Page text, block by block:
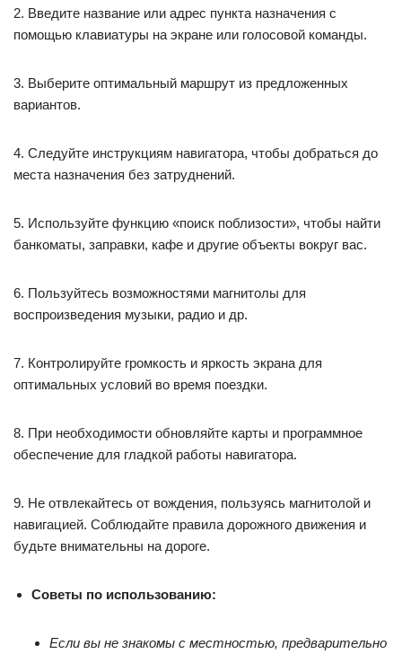
2. Введите название или адрес пункта назначения с
помощью клавиатуры на экране или голосовой команды.
3. Выберите оптимальный маршрут из предложенных
вариантов.
4. Следуйте инструкциям навигатора, чтобы добраться до
места назначения без затруднений.
5. Используйте функцию «поиск поблизости», чтобы найти
банкоматы, заправки, кафе и другие объекты вокруг вас.
6. Пользуйтесь возможностями магнитолы для
воспроизведения музыки, радио и др.
7. Контролируйте громкость и яркость экрана для
оптимальных условий во время поездки.
8. При необходимости обновляйте карты и программное
обеспечение для гладкой работы навигатора.
9. Не отвлекайтесь от вождения, пользуясь магнитолой и
навигацией. Соблюдайте правила дорожного движения и
будьте внимательны на дороге.
Советы по использованию:
Если вы не знакомы с местностью, предварительно